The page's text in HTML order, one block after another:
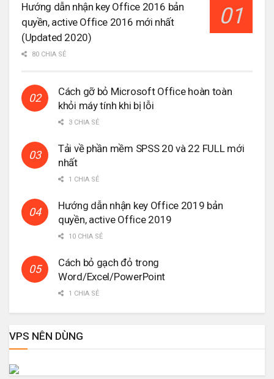
Hướng dẫn nhận key Office 2016 bản
quyền, active Office 2016 mới nhất
(Updated 2020)
80 CHIA SẺ
Cách gỡ bỏ Microsoft Office hoàn toàn
khỏi máy tính khi bị lỗi
3 CHIA SẺ
Tải về phần mềm SPSS 20 và 22 FULL mới
nhất
1 CHIA SẺ
Hướng dẫn nhận key Office 2019 bản
quyền, active Office 2019
10 CHIA SẺ
Cách bỏ gạch đỏ trong
Word/Excel/PowerPoint
1 CHIA SẺ
VPS NÊN DÙNG